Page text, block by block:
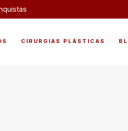
CIRURGIAS PLÁSTICAS